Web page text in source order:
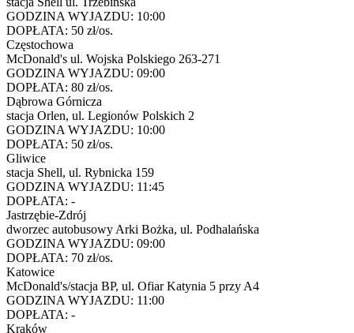
GODZINA WYJAZDU: 10:00
DOPŁATA: 50 zł/os.
Częstochowa
McDonald's ul. Wojska Polskiego 263-271
GODZINA WYJAZDU: 09:00
DOPŁATA: 80 zł/os.
Dąbrowa Górnicza
stacja Orlen, ul. Legionów Polskich 2
GODZINA WYJAZDU: 10:00
DOPŁATA: 50 zł/os.
Gliwice
stacja Shell, ul. Rybnicka 159
GODZINA WYJAZDU: 11:45
DOPŁATA: -
Jastrzębie-Zdrój
dworzec autobusowy Arki Bożka, ul. Podhalańska
GODZINA WYJAZDU: 09:00
DOPŁATA: 70 zł/os.
Katowice
McDonald's/stacja BP, ul. Ofiar Katynia 5 przy A4
GODZINA WYJAZDU: 11:00
DOPŁATA: -
Kraków